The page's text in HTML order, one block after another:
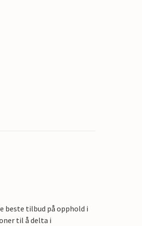
beste tilbud på opphold i
til å delta i